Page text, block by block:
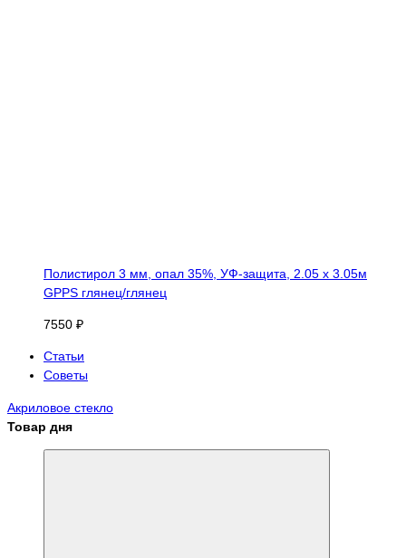
Полистирол 3 мм, опал 35%, УФ-защита, 2.05 х 3.05м
GPPS глянец/глянец
7550 ₽
Статьи
Советы
Акриловое стекло
Товар дня